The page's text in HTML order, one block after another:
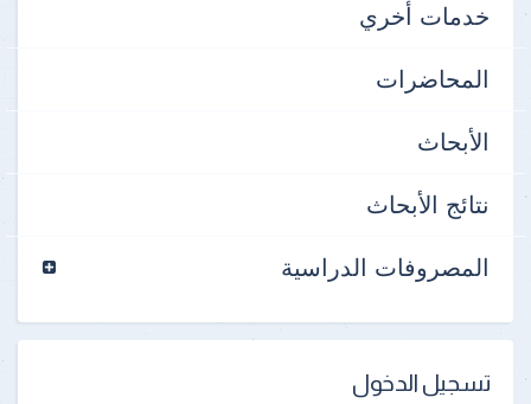
خدمات أخري
المحاضرات
الأبحاث
نتائج الأبحاث
المصروفات الدراسية
تسجيل الدخول